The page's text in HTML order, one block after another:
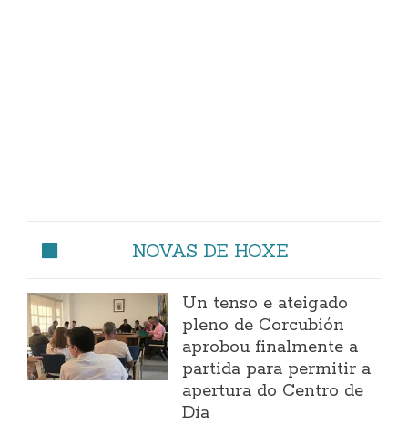
NOVAS DE HOXE
Un tenso e ateigado
pleno de Corcubión
aprobou finalmente a
partida para permitir a
apertura do Centro de
Día